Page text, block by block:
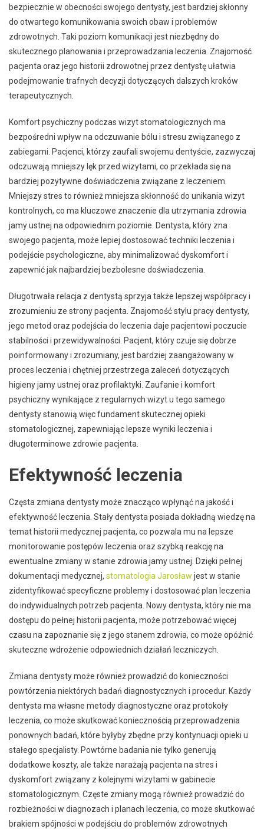
bezpiecznie w obecności swojego dentysty, jest bardziej skłonny
do otwartego komunikowania swoich obaw i problemów
zdrowotnych. Taki poziom komunikacji jest niezbędny do
skutecznego planowania i przeprowadzania leczenia. Znajomość
pacjenta oraz jego historii zdrowotnej przez dentystę ułatwia
podejmowanie trafnych decyzji dotyczących dalszych kroków
terapeutycznych.
Komfort psychiczny podczas wizyt stomatologicznych ma
bezpośredni wpływ na odczuwanie bólu i stresu związanego z
zabiegami. Pacjenci, którzy zaufali swojemu dentyście, zazwyczaj
odczuwają mniejszy lęk przed wizytami, co przekłada się na
bardziej pozytywne doświadczenia związane z leczeniem.
Mniejszy stres to również mniejsza skłonność do unikania wizyt
kontrolnych, co ma kluczowe znaczenie dla utrzymania zdrowia
jamy ustnej na odpowiednim poziomie. Dentysta, który zna
swojego pacjenta, może lepiej dostosować techniki leczenia i
podejście psychologiczne, aby minimalizować dyskomfort i
zapewnić jak najbardziej bezbolesne doświadczenia.
Długotrwała relacja z dentystą sprzyja także lepszej współpracy i
zrozumieniu ze strony pacjenta. Znajomość stylu pracy dentysty,
jego metod oraz podejścia do leczenia daje pacjentowi poczucie
stabilności i przewidywalności. Pacjent, który czuje się dobrze
poinformowany i zrozumiany, jest bardziej zaangażowany w
proces leczenia i chętniej przestrzega zaleceń dotyczących
higieny jamy ustnej oraz profilaktyki. Zaufanie i komfort
psychiczny wynikające z regularnych wizyt u tego samego
dentysty stanowią więc fundament skutecznej opieki
stomatologicznej, zapewniając lepsze wyniki leczenia i
długoterminowe zdrowie pacjenta.
Efektywność leczenia
Częsta zmiana dentysty może znacząco wpłynąć na jakość i
efektywność leczenia. Stały dentysta posiada dokładną wiedzę na
temat historii medycznej pacjenta, co pozwala mu na lepsze
monitorowanie postępów leczenia oraz szybką reakcję na
ewentualne zmiany w stanie zdrowia jamy ustnej. Dzięki pełnej
dokumentacji medycznej, stomatologia Jarosław jest w stanie
zidentyfikować specyficzne problemy i dostosować plan leczenia
do indywidualnych potrzeb pacjenta. Nowy dentysta, który nie ma
dostępu do pełnej historii pacjenta, może potrzebować więcej
czasu na zapoznanie się z jego stanem zdrowia, co może opóźnić
skuteczne wdrożenie odpowiednich działań leczniczych.
Zmiana dentysty może również prowadzić do konieczności
powtórzenia niektórych badań diagnostycznych i procedur. Każdy
dentysta ma własne metody diagnostyczne oraz protokoły
leczenia, co może skutkować koniecznością przeprowadzenia
ponownych badań, które byłyby zbędne przy kontynuacji opieki u
stałego specjalisty. Powtórne badania nie tylko generują
dodatkowe koszty, ale także narażają pacjenta na stres i
dyskomfort związany z kolejnymi wizytami w gabinecie
stomatologicznym. Częste zmiany mogą również prowadzić do
rozbieżności w diagnozach i planach leczenia, co może skutkować
brakiem spójności w podejściu do problemów zdrowotnych